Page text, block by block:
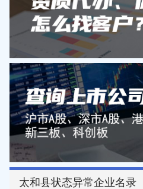
太和县状态异常企业名录